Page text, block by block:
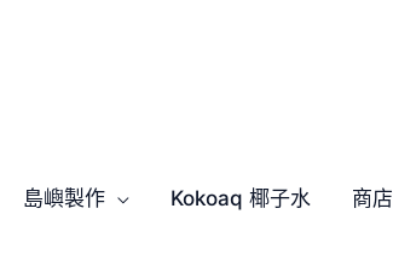
島嶼製作 Kokoaq 椰子水 商店